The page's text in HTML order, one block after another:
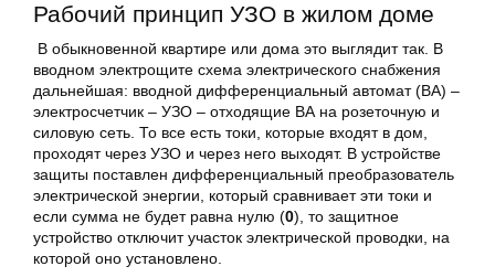
Рабочий принцип УЗО в жилом доме
В обыкновенной квартире или дома это выглядит так. В
вводном электрощите схема электрического снабжения
дальнейшая: вводной дифференциальный автомат (ВА) –
электросчетчик – УЗО – отходящие ВА на розеточную и
силовую сеть. То все есть токи, которые входят в дом,
проходят через УЗО и через него выходят. В устройстве
защиты поставлен дифференциальный преобразователь
электрической энергии, который сравнивает эти токи и
если сумма не будет равна нулю (0), то защитное
устройство отключит участок электрической проводки, на
которой оно установлено.